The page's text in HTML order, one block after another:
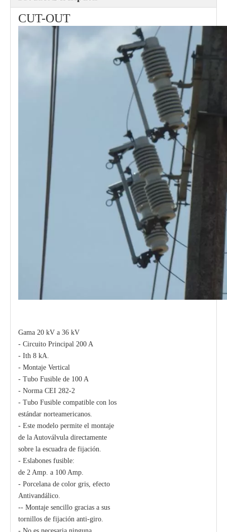
Polymer Fuse Cutout, Drop out Fuses 12 Kv 300A
Polymer Fuse Cutout, Drop out Fuses 15 Kv 100A
CUT-OUT
Gama 20 kV a 36 kV
- Circuito Principal 200 A
- Ith 8 kA.
- Montaje Vertical
- Tubo Fusible de 100 A
- Norma CEI 282-2
- Tubo Fusible compatible con los
estándar norteamericanos.
- Este modelo permite el montaje
de la Autoválvula directamente
sobre la escuadra de fijación.
- Eslabones fusible:
de 2 Amp. a 100 Amp.
- Porcelana de color gris, efecto
Antivandálico.
-- Montaje sencillo gracias a sus
tornillos de fijación anti-giro.